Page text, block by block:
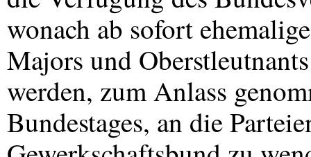
wonach ab sofort
Majors und
werden, zum Anlass
Bundestages, an die